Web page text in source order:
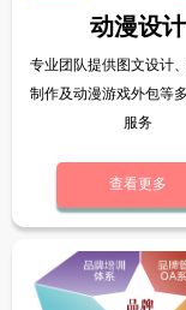
动漫设计
专业团队提供图文设计
制作及动漫游戏外包等
服务
查看更多